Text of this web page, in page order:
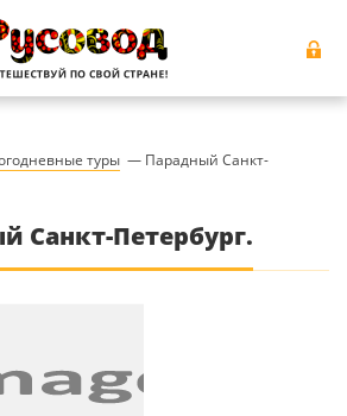
туры — Парадный Санкт-
Санкт-Петербург.